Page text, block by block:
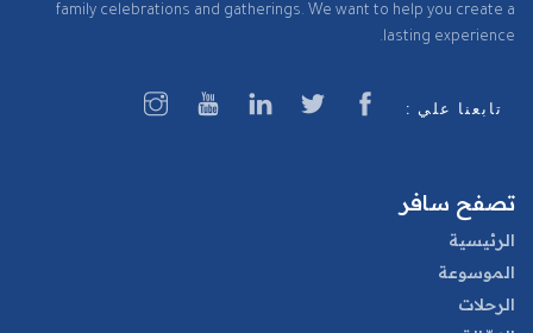
family celebrations and gatherings. We want to help you create a
lasting experience.
تابعنا علي :
تصفح سافر
الرئيسية
الموسوعة
الرحلات